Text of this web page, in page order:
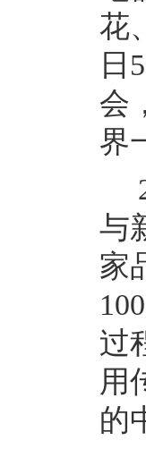
花
日
会
界
与
家
100
过
用
的